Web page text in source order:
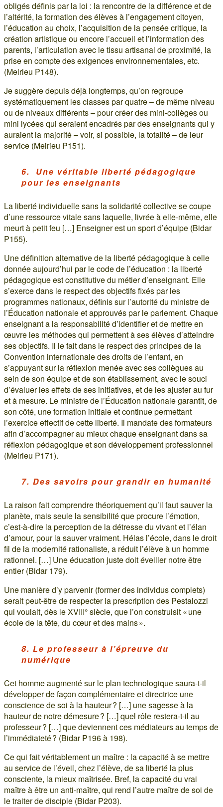
obligés définis par la loi : la rencontre de la différence et de
l’altérité, la formation des élèves à l’engagement citoyen,
l’éducation au choix, l’acquisition de la pensée critique, la
création artistique ou encore l’accueil et l’information des
parents, l’articulation avec le tissu artisanal de proximité, la
prise en compte des exigences environnementales, etc.
(Meirieu P148).
Je suggère depuis déjà longtemps, qu’on regroupe
systématiquement les classes par quatre – de même niveau
ou de niveaux différents – pour créer des mini-collèges ou
mini lycées qui seraient encadrés par des enseignants qui y
auraient la majorité – voir, si possible, la totalité – de leur
service (Meirieu P151).
6. Une véritable liberté pédagogique
pour les enseignants
La liberté individuelle sans la solidarité collective se coupe
d’une ressource vitale sans laquelle, livrée à elle-même, elle
meurt à petit feu […] Enseigner est un sport d’équipe (Bidar
P155).
Une définition alternative de la liberté pédagogique à celle
donnée aujourd’hui par le code de l’éducation : la liberté
pédagogique est constitutive du métier d’enseignant. Elle
s’exerce dans le respect des objectifs fixés par les
programmes nationaux, définis sur l’autorité du ministre de
l’Éducation nationale et approuvés par le parlement. Chaque
enseignant a la responsabilité d’identifier et de mettre en
œuvre les méthodes qui permettent à ses élèves d’atteindre
ses objectifs. Il le fait dans le respect des principes de la
Convention internationale des droits de l’enfant, en
s’appuyant sur la réflexion menée avec ses collègues au
sein de son équipe et de son établissement, avec le souci
d’évaluer les effets de ses initiatives, et de les ajuster au fur
et à mesure. Le ministre de l’Éducation nationale garantit, de
son côté, une formation initiale et continue permettant
l’exercice effectif de cette liberté. Il mandate des formateurs
afin d’accompagner au mieux chaque enseignant dans sa
réflexion pédagogique et son développement professionnel
(Meirieu P171).
7. Des savoirs pour grandir en humanité
La raison fait comprendre théoriquement qu’il faut sauver la
planète, mais seule la sensibilité que procure l’émotion,
c’est-à-dire la perception de la détresse du vivant et l’élan
d’amour, pour la sauver vraiment. Hélas l’école, dans le droit
fil de la modernité rationaliste, a réduit l’élève à un homme
rationnel. […] Une éducation juste doit éveiller notre être
entier (Bidar 179).
Une manière d’y parvenir (former des individus complets)
serait peut-être de respecter la prescription des Pestalozzi
qui voulait, dès le XVIII° siècle, que l’on construisit « une
école de la tête, du cœur et des mains ».
8. Le professeur à l’épreuve du
numérique
Cet homme augmenté sur le plan technologique saura-t-il
développer de façon complémentaire et directrice une
conscience de soi à la hauteur ? […] une sagesse à la
hauteur de notre démesure ? […] quel rôle restera-t-il au
professeur ? […] que deviennent ces médiateurs au temps de
l’immédiateté ? (Bidar P196 à 198).
Ce qui fait véritablement un maître : la capacité à se mettre
au service de l’éveil, chez l’élève, de sa liberté la plus
consciente, la mieux maîtrisée. Bref, la capacité du vrai
maître à être un anti-maître, qui rend l’autre maître de soi de
le traiter de disciple (Bidar P203).